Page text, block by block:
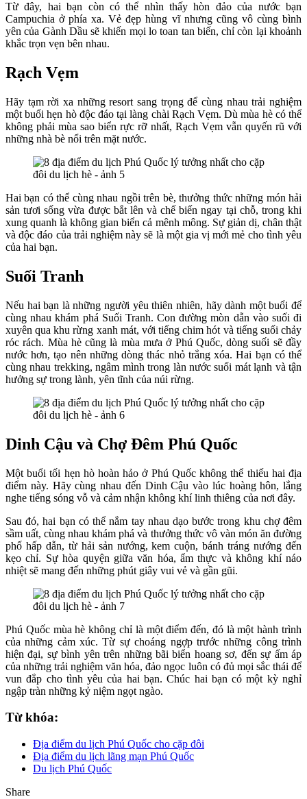
Từ đây, hai bạn còn có thể nhìn thấy hòn đảo của nước bạn
Campuchia ở phía xa. Vẻ đẹp hùng vĩ nhưng cũng vô cùng bình
yên của Gành Dầu sẽ khiến mọi lo toan tan biến, chỉ còn lại khoảnh
khắc trọn vẹn bên nhau.
Rạch Vẹm
Hãy tạm rời xa những resort sang trọng để cùng nhau trải nghiệm
một buổi hẹn hò độc đáo tại làng chài Rạch Vẹm. Dù mùa hè có thể
không phải mùa sao biển rực rỡ nhất, Rạch Vẹm vẫn quyến rũ với
những nhà bè nổi trên mặt nước.
Hai bạn có thể cùng nhau ngồi trên bè, thưởng thức những món hải
sản tươi sống vừa được bắt lên và chế biến ngay tại chỗ, trong khi
xung quanh là không gian biển cả mênh mông. Sự giản dị, chân thật
và độc đáo của trải nghiệm này sẽ là một gia vị mới mẻ cho tình yêu
của hai bạn.
Suối Tranh
Nếu hai bạn là những người yêu thiên nhiên, hãy dành một buổi để
cùng nhau khám phá Suối Tranh. Con đường mòn dẫn vào suối đi
xuyên qua khu rừng xanh mát, với tiếng chim hót và tiếng suối chảy
róc rách. Mùa hè cũng là mùa mưa ở Phú Quốc, dòng suối sẽ đầy
nước hơn, tạo nên những dòng thác nhỏ trắng xóa. Hai bạn có thể
cùng nhau trekking, ngâm mình trong làn nước suối mát lạnh và tận
hưởng sự trong lành, yên tĩnh của núi rừng.
Dinh Cậu và Chợ Đêm Phú Quốc
Một buổi tối hẹn hò hoàn hảo ở Phú Quốc không thể thiếu hai địa
điểm này. Hãy cùng nhau đến Dinh Cậu vào lúc hoàng hôn, lắng
nghe tiếng sóng vỗ và cảm nhận không khí linh thiêng của nơi đây.
Sau đó, hai bạn có thể nắm tay nhau dạo bước trong khu chợ đêm
sầm uất, cùng nhau khám phá và thưởng thức vô vàn món ăn đường
phố hấp dẫn, từ hải sản nướng, kem cuộn, bánh tráng nướng đến
kẹo chỉ. Sự hòa quyện giữa văn hóa, ẩm thực và không khí náo
nhiệt sẽ mang đến những phút giây vui vẻ và gần gũi.
Phú Quốc mùa hè không chỉ là một điểm đến, đó là một hành trình
của những cảm xúc. Từ sự choáng ngợp trước những công trình
hiện đại, sự bình yên trên những bãi biển hoang sơ, đến sự ấm áp
của những trải nghiệm văn hóa, đảo ngọc luôn có đủ mọi sắc thái để
vun đắp cho tình yêu của hai bạn. Chúc hai bạn có một kỳ nghỉ
ngập tràn những kỷ niệm ngọt ngào.
Từ khóa:
Địa điểm du lịch Phú Quốc cho cặp đôi
Địa điểm du lịch lãng mạn Phú Quốc
Du lịch Phú Quốc
Share